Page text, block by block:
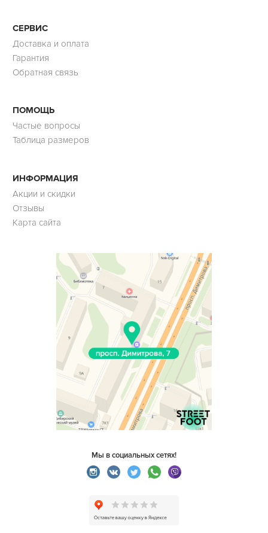
СЕРВИС
Доставка и оплата
Гарантия
Обратная связь
ПОМОЩЬ
Частые вопросы
Таблица размеров
ИНФОРМАЦИЯ
Акции и скидки
Отзывы
Карта сайта
Мы в социальных сетях!